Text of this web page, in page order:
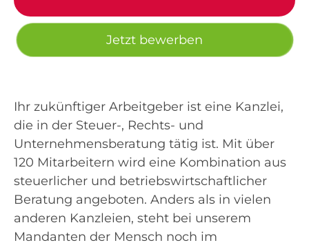
Jetzt bewerben
Ihr zukünftiger Arbeitgeber ist eine Kanzlei,
die in der Steuer-, Rechts- und
Unternehmensberatung tätig ist. Mit über
120 Mitarbeitern wird eine Kombination aus
steuerlicher und betriebswirtschaftlicher
Beratung angeboten. Anders als in vielen
anderen Kanzleien, steht bei unserem
Mandanten der Mensch noch im